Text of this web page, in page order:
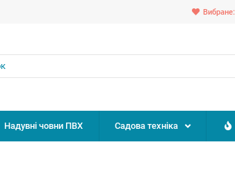
Вибране:
Надувні човни ПВХ Садова техніка